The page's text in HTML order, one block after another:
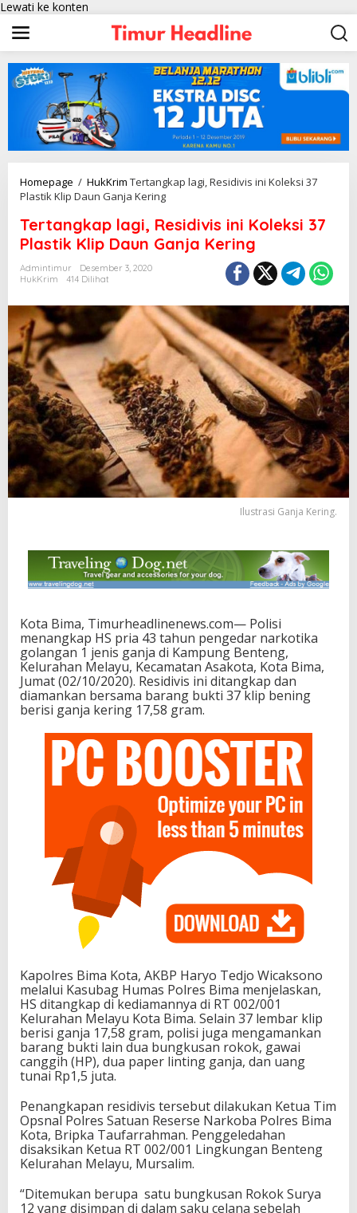
Lewati ke konten
Homepage / HukKrim Tertangkap lagi, Residivis ini Koleksi 37
Plastik Klip Daun Ganja Kering
Tertangkap lagi, Residivis ini Koleksi 37
Plastik Klip Daun Ganja Kering
Admintimur
Desember 3, 2020
HukKrim
414 Dilihat
Ilustrasi Ganja Kering.
Kota Bima, Timurheadlinenews.com— Polisi
menangkap HS pria 43 tahun pengedar narkotika
golangan 1 jenis ganja di Kampung Benteng,
Kelurahan Melayu, Kecamatan Asakota, Kota Bima,
Jumat (02/10/2020). Residivis ini ditangkap dan
diamankan bersama barang bukti 37 klip bening
berisi ganja kering 17,58 gram.
Kapolres Bima Kota, AKBP Haryo Tedjo Wicaksono
melalui Kasubag Humas Polres Bima menjelaskan,
HS ditangkap di kediamannya di RT 002/001
Kelurahan Melayu Kota Bima. Selain 37 lembar klip
berisi ganja 17,58 gram, polisi juga mengamankan
barang bukti lain dua bungkusan rokok, gawai
canggih (HP), dua paper linting ganja, dan uang
tunai Rp1,5 juta.
Penangkapan residivis tersebut dilakukan Ketua Tim
Opsnal Polres Satuan Reserse Narkoba Polres Bima
Kota, Bripka Taufarrahman. Penggeledahan
disaksikan Ketua RT 002/001 Lingkungan Benteng
Kelurahan Melayu, Mursalim.
“Ditemukan berupa satu bungkusan Rokok Surya
12 yang disimpan di dalam saku celana sebelah